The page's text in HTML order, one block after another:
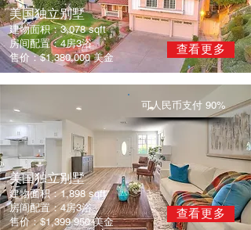
​美国独立别墅
建物面积：3,078 sqft
房间配置：4房3浴
售价：$1,380,000 美金
查看更多
​可人民币支付 90%
​美国独立别墅
建物面积：1,898 sqft
房间配置：4房3浴
售价：$1,399,950 美金
查看更多